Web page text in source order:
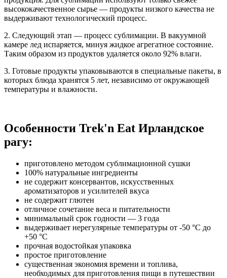
высококачественное сырье — продукты низкого качества не
выдерживают технологический процесс.
2. Следующий этап — процесс сублимации. В вакуумной
камере лед испаряется, минуя жидкое агрегатное состояние.
Таким образом из продуктов удаляется около 92% влаги.
3. Готовые продукты упаковываются в специальные пакеты, в
которых блюда хранятся 5 лет, независимо от окружающей
температуры и влажности.
Особенности Trek'n Eat Ирландское
рагу:
приготовлено методом сублимационной сушки
100% натуральные ингредиенты
не содержит консервантов, искусственных
ароматизаторов и усилителей вкуса
не содержит глютен
отличное сочетание веса и питательности
минимальный срок годности — 3 года
выдерживает нерегулярные температуры от -50 °C до
+50 °C
прочная водостойкая упаковка
простое приготовление
существенная экономия времени и топлива,
необходимых для приготовления пищи в путешествии